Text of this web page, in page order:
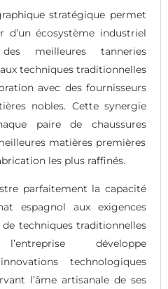
stratégique permet
d’un écosystème industriel
meilleures tanneries
techniques traditionnelles
avec des fournisseurs
nobles. Cette synergie
paire de chaussures
matières premières
les plus raffinés.
parfaitement la capacité
espagnol aux exigences
techniques traditionnelles
développe
technologiques
l’âme artisanale de ses